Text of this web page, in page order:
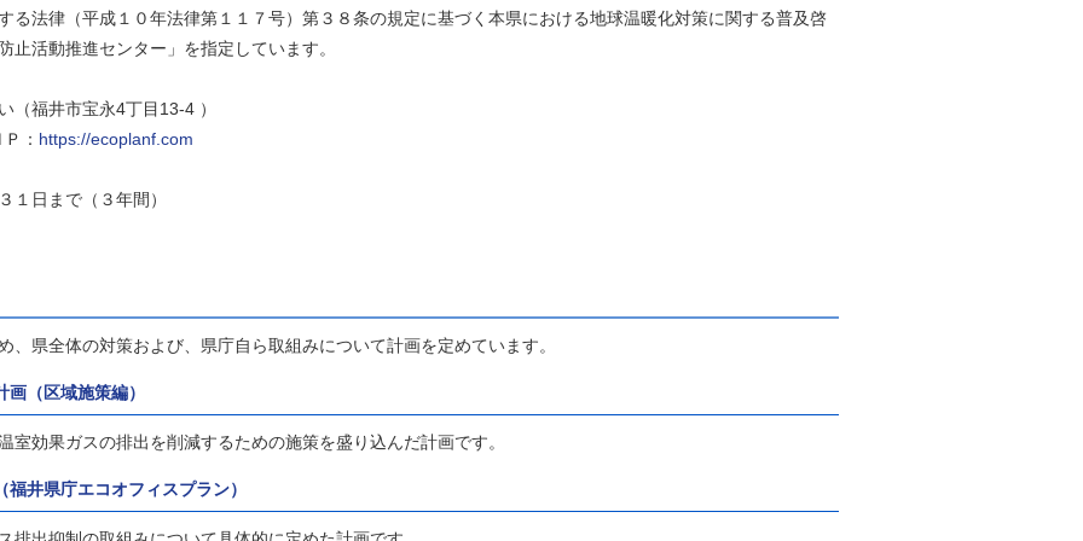
る法律（平成１０年法律第１１７号）第３８条の規定に基づく本県における地球温暖化対策に関する普及啓
止活動推進センター」を指定しています。
（福井市宝永4丁目13-4 ）
： https://ecoplanf.com
１日まで（３年間）
、県全体の対策および、県庁自ら取組みについて計画を定めています。
（区域施策編）
室効果ガスの排出を削減するための施策を盛り込んだ計画です。
井県庁エコオフィスプラン）